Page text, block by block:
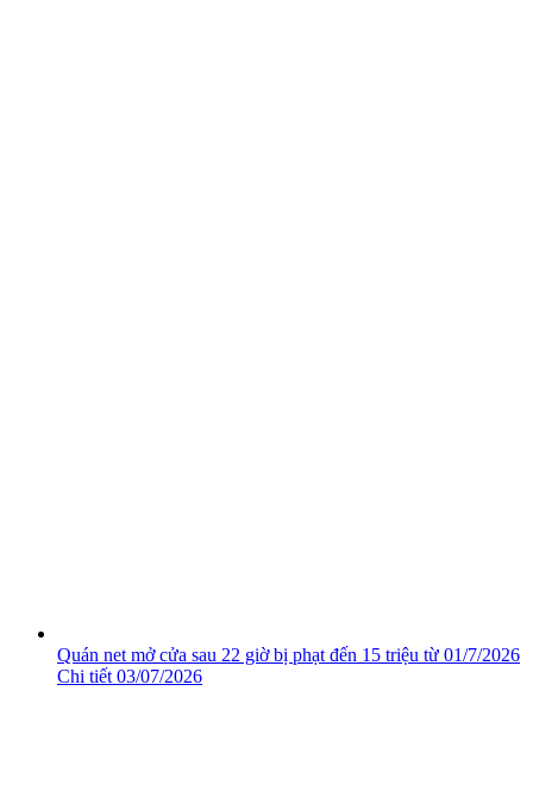
Quán net mở cửa sau 22 giờ bị phạt đến 15 triệu từ 01/7/2026
Chi tiết 03/07/2026